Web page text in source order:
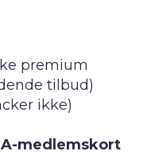
premium
tilbud)
ikke)
medlemskort